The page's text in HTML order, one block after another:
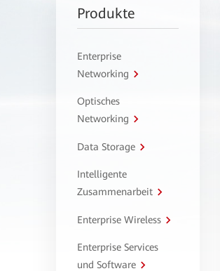
Produkte
Enterprise
Networking
Optisches
Networking
Data Storage
Intelligente
Zusammenarbeit
Enterprise Wireless
Enterprise Services
und Software